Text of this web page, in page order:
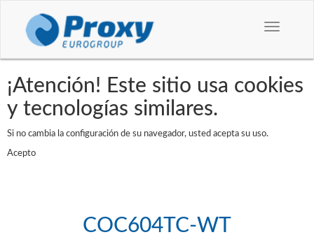
Toggle
¡Atención! Este sitio usa cookies
y tecnologías similares.
Si no cambia la configuración de su navegador, usted acepta su uso.
Acepto
COC604TC-WT